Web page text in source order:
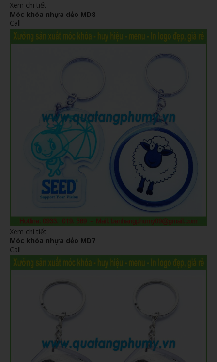
Xem chi tiết
Móc khóa nhựa dẻo MD8
Call
Xem chi tiết
Móc khóa nhựa dẻo MD7
Call